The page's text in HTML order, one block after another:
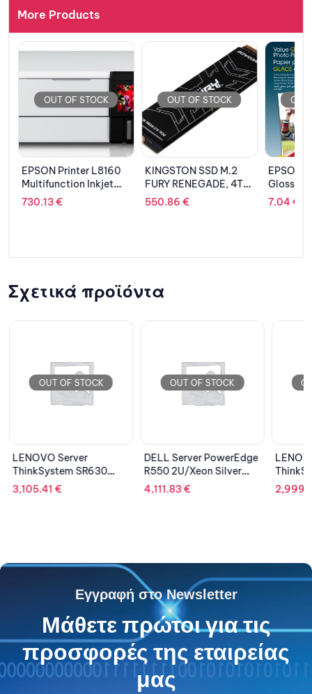
More Products
OUT OF STOCK
EPSON Printer L8160
Multifunction Inkjet
ITS
730.13€
OUT OF STOCK
KINGSTON SSD M.2
FURY RENEGADE, 4TB,
PCIe Gen 4.0
550.86 €
OUT
EPSON
Glossy
7.04€
Σχετικά προϊόντα
OUT OF STOCK
LENOVO Server
ThinkSystem SR630
1U/Xeon Silver
4210R/32GB/Diskless/9
3,105.41€
OUT OF STOCK
DELL Server PowerEdge
R550 2U/Xeon Silver
4310
(12C/24T)/16GB/1xM.2
4,111.83€
1U/
Εγγραφή στο Newsletter
Μάθετε πρώτοι για τις
προσφορές της εταιρείας
μας